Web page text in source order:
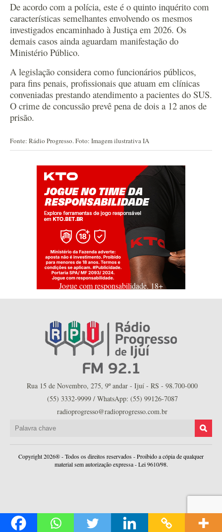
De acordo com a polícia, este é o quinto inquérito com
características semelhantes envolvendo os mesmos
investigados encaminhado à Justiça em 2026. Os
demais casos ainda aguardam manifestação do
Ministério Público.
A legislação considera como funcionários públicos,
para fins penais, profissionais que atuam em clínicas
conveniadas prestando atendimento a pacientes do SUS.
O crime de concussão prevê pena de dois a 12 anos de
prisão.
Fonte: Rádio Progresso. Foto: Imagem ilustrativa IA
Jogue com responsabilidade. 18+
Rua 15 de Novembro, 275, 9º andar - Ijuí - RS - 98.700-000
(55) 3332-9999 / WhatsApp: (55) 99126-7087
radioprogresso@radioprogresso.com.br
Copyright 2026® - Todos os direitos reservados - Proibido a cópia de qualquer
material sem autorização expressa - Lei 9610/98.